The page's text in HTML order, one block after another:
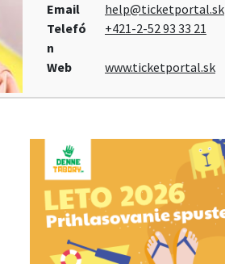
Email
help@ticketportal.sk
Telefó
n
+421-2-52 93 33 21
Web www.ticketportal.sk